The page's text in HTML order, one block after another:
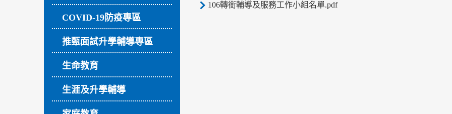
COVID-19防疫專區
推甄面試升學輔導專區
生命教育
生涯及升學輔導
106轉銜輔導及服務工作小組名單.pdf